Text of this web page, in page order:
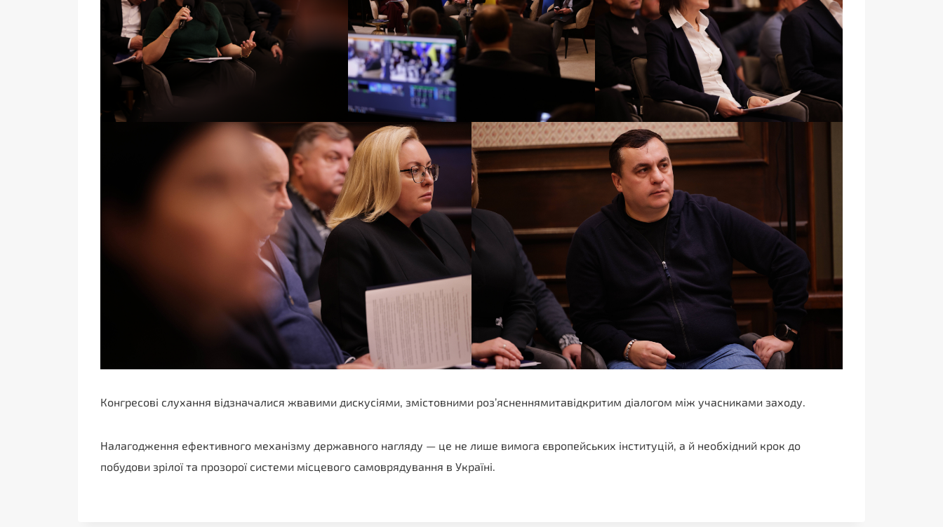
Конгресові слухання відзначалися жвавими дискусіями, змістовними роз’ясненнямитавідкритим діалогом між учасниками заходу.
Налагодження ефективного механізму державного нагляду — це не лише вимога європейських інституцій, а й необхідний крок до
побудови зрілої та прозорої системи місцевого самоврядування в Україні.